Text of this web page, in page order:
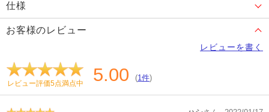
仕様
お客様のレビュー
レビューを書く
レビュー評価5点満点中 5.00 (1件)